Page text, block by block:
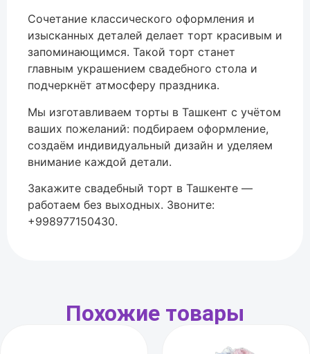
Сочетание классического оформления и
изысканных деталей делает торт красивым и
запоминающимся. Такой торт станет
главным украшением свадебного стола и
подчеркнёт атмосферу праздника.
Мы изготавливаем торты в Ташкент с учётом
ваших пожеланий: подбираем оформление,
создаём индивидуальный дизайн и уделяем
внимание каждой детали.
Закажите свадебный торт в Ташкенте —
работаем без выходных. Звоните:
+998977150430.
Похожие товары